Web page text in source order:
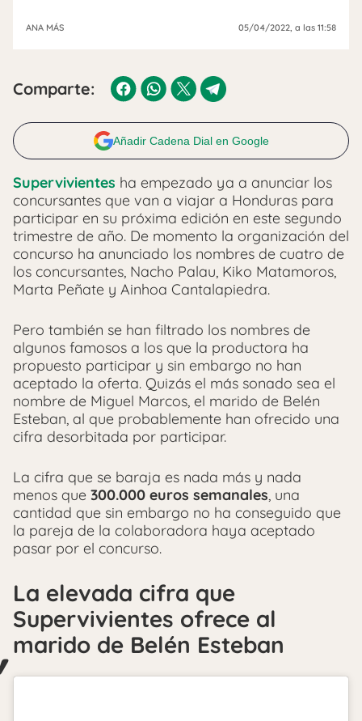
ANA MÁS 05/04/2022, a las 11:58
Comparte:
Añadir Cadena Dial en Google
Supervivientes ha empezado ya a anunciar los
concursantes que van a viajar a Honduras para
participar en su próxima edición en este segundo
trimestre de año. De momento la organización del
concurso ha anunciado los nombres de cuatro de
los concursantes, Nacho Palau, Kiko Matamoros,
Marta Peñate y Ainhoa Cantalapiedra.
Pero también se han filtrado los nombres de
algunos famosos a los que la productora ha
propuesto participar y sin embargo no han
aceptado la oferta. Quizás el más sonado sea el
nombre de Miguel Marcos, el marido de Belén
Esteban, al que probablemente han ofrecido una
cifra desorbitada por participar.
La cifra que se baraja es nada más y nada
menos que 300.000 euros semanales, una
cantidad que sin embargo no ha conseguido que
la pareja de la colaboradora haya aceptado
pasar por el concurso.
La elevada cifra que
Supervivientes ofrece al
marido de Belén Esteban